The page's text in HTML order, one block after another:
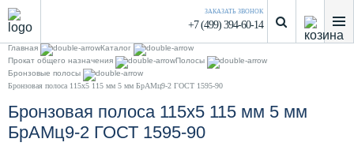
ЗАКАЗАТЬ ЗВОНОК
+7 (499) 394-60-14
Главная
Каталог
Прокат общего назначения
Полосы
Бронзовые полосы
Бронзовая полоса 115х5 115 мм 5 мм БрАМц9-2 ГОСТ 1595-90
Бронзовая полоса 115х5 115 мм 5 мм
БрАМц9-2 ГОСТ 1595-90